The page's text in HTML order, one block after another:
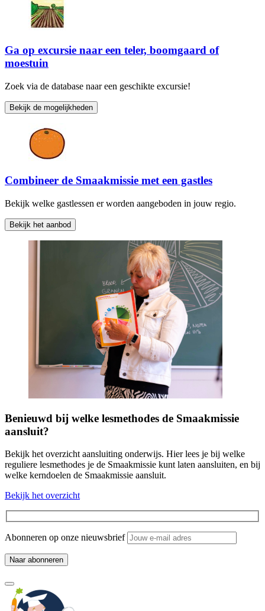
Ga op excursie naar een teler, boomgaard of
moestuin
Zoek via de database naar een geschikte excursie!
Bekijk de mogelijkheden
Combineer de Smaakmissie met een gastles
Bekijk welke gastlessen er worden aangeboden in jouw regio.
Bekijk het aanbod
Benieuwd bij welke lesmethodes de Smaakmissie
aansluit?
Bekijk het overzicht aansluiting onderwijs. Hier lees je bij welke
reguliere lesmethodes je de Smaakmissie kunt laten aansluiten, en bij
welke kerndoelen de Smaakmissie aansluit.
Bekijk het overzicht
Abonneren op onze nieuwsbrief